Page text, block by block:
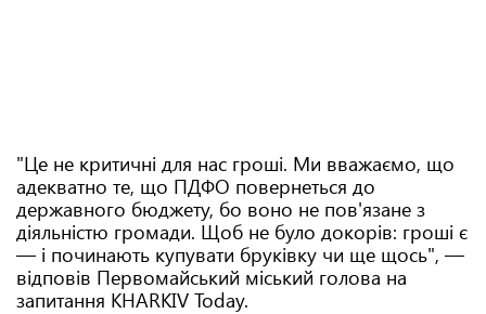
"Це не критичні для нас гроші. Ми вважаємо, що
адекватно те, що ПДФО повернеться до
державного бюджету, бо воно не пов'язане з
діяльністю громади. Щоб не було докорів: гроші є
— і починають купувати бруківку чи ще щось", —
відповів Первомайський міський голова на
запитання KHARKIV Today.